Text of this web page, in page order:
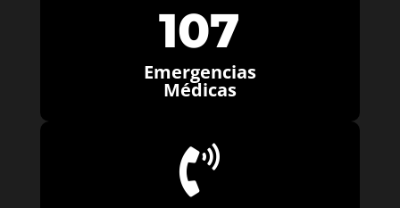
107
Emergencias
Médicas
